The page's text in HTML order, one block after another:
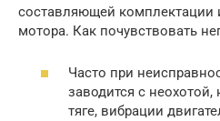
составляющей комплектации
мотора. Как почувствовать
Часто при
заводится с
тяге, вибрации